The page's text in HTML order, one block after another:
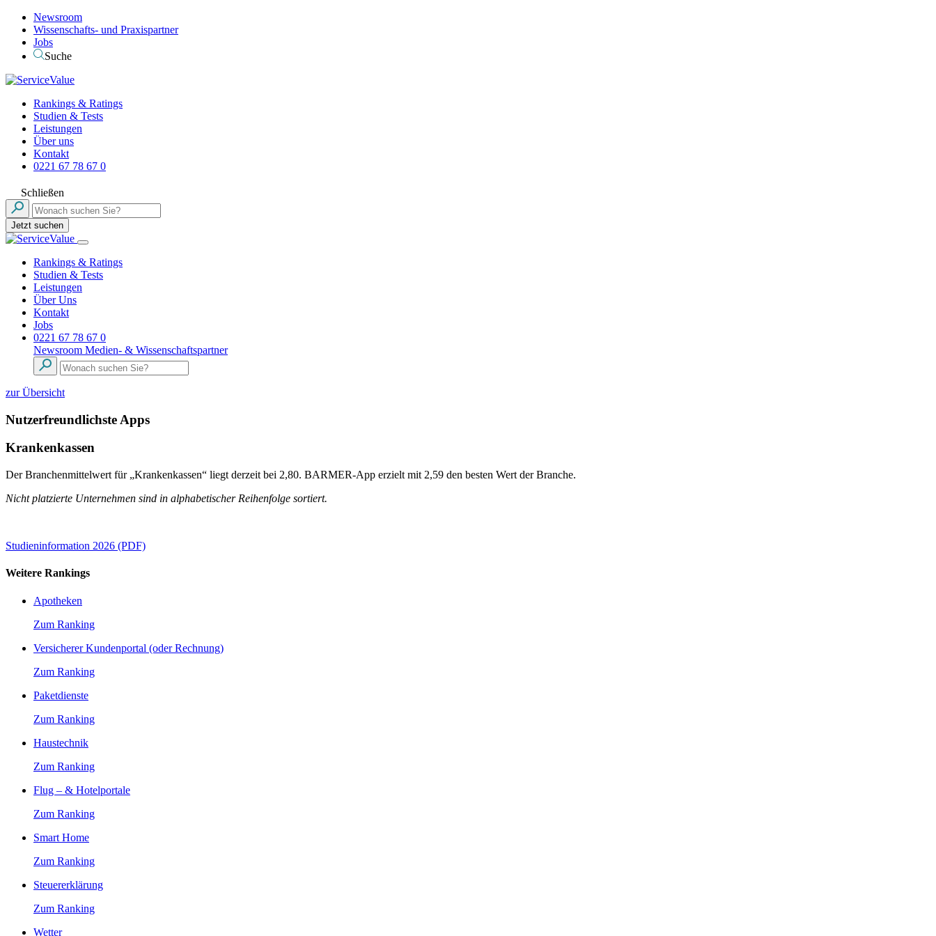
Newsroom
Wissenschafts- und Praxispartner
Jobs
Suche
Rankings & Ratings
Studien & Tests
Leistungen
Über uns
Kontakt
0221 67 78 67 0
Schließen
Jetzt suchen
Rankings & Ratings
Studien & Tests
Leistungen
Über Uns
Kontakt
Jobs
0221 67 78 67 0
Newsroom Medien- & Wissenschaftspartner
zur Übersicht
Nutzerfreundlichste Apps
Krankenkassen
Der Branchenmittelwert für „Krankenkassen“ liegt derzeit bei 2,80. BARMER-App erzielt mit 2,59 den besten Wert der Branche.
Nicht platzierte Unternehmen sind in alphabetischer Reihenfolge sortiert.
Studieninformation 2026 (PDF)
Weitere Rankings
Apotheken
Zum Ranking
Versicherer Kundenportal (oder Rechnung)
Zum Ranking
Paketdienste
Zum Ranking
Haustechnik
Zum Ranking
Flug – & Hotelportale
Zum Ranking
Smart Home
Zum Ranking
Steuererklärung
Zum Ranking
Wetter